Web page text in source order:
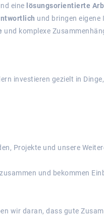
eine lösungsorientierte
und bringen eigene
und komplexe
investieren gezielt in
Projekte und unsere
und bekommen
wir daran, dass gute